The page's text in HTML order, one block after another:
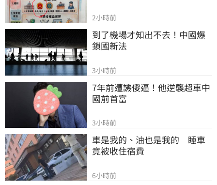
2小時前
到了機場才知出不去！中國爆
鎖國新法
3小時前
7年前遭譏傻逼！他逆襲超車中
國前首富
3小時前
車是我的、油也是我的　睡車
竟被收住宿費
6小時前